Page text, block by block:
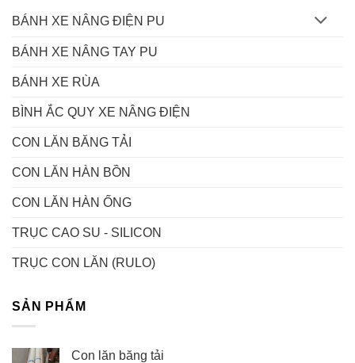
BÁNH XE NÂNG ĐIỆN PU
BÁNH XE NÂNG TAY PU
BÁNH XE RÙA
BÌNH ẮC QUY XE NÂNG ĐIỆN
CON LĂN BĂNG TẢI
CON LĂN HÀN BỒN
CON LĂN HÀN ỐNG
TRỤC CAO SU - SILICON
TRỤC CON LĂN (RULO)
SẢN PHẨM
Con lăn băng tải